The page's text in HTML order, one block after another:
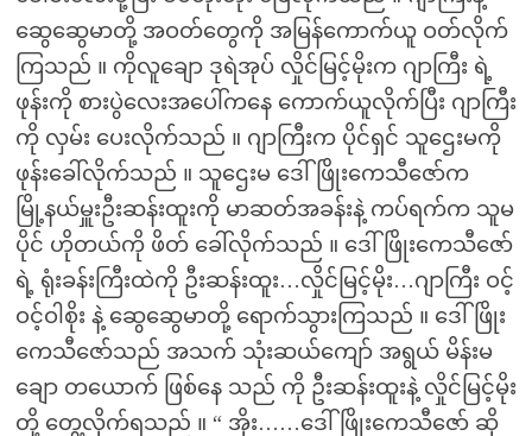
ဆွေဆွေမာတို့ အဝတ်တွေကို အမြန်ကောက်ယူ ဝတ်လိုက်
ကြသည် ။ ကိုလူချော ဒုရဲအုပ် လှိုင်မြင့်မိုးက ဂျာကြီး ရဲ့
ဖုန်းကို စားပွဲလေးအပေါ်ကနေ ကောက်ယူလိုက်ပြီး ဂျာကြီး
ကို လှမ်း ပေးလိုက်သည် ။ ဂျာကြီးက ပိုင်ရှင် သူဌေးမကို
ဖုန်းခေါ်လိုက်သည် ။ သူဌေးမ ဒေါ်ဖြိုးကေသီဇော်က
မြို့နယ်မှူးဦးဆန်းထူးကို မာဆတ်အခန်းနဲ့ ကပ်ရက်က သူမ
ပိုင် ဟိုတယ်ကို ဖိတ် ခေါ်လိုက်သည် ။ ဒေါ်ဖြိုးကေသီဇော်
ရဲ့ ရုံးခန်းကြီးထဲကို ဦးဆန်းထူး…လှိုင်မြင့်မိုး…ဂျာကြီး ဝင့်
ဝင့်ဝါစိုး နဲ့ ဆွေဆွေမာတို့ ရောက်သွားကြသည် ။ ဒေါ်ဖြိုး
ကေသီဇော်သည် အသက် သုံးဆယ်ကျော် အရွယ် မိန်းမ
ချော တယောက် ဖြစ်နေ သည် ကို ဦးဆန်းထူးနဲ့ လှိုင်မြင့်မိုး
တို့ တွေ့လိုက်ရသည် ။ “ အိုး……ဒေါ်ဖြိုးကေသီဇော် ဆို